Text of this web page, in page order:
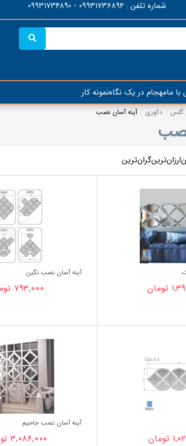
شماره تلفن : ۰۹۹۳۱۷۳۶۸۹۴ - ۰۹۹۳۱۷۳۴۸۹۰
مامهجام در یک نگاهنمونه کار
گلس دکوری آینه آسان نصب
ارزان‌ترینگران‌ترین
تومان
آینه آسان نصب نگین
۷۹۳,۰۰۰
تومان
آینه آسان نصب جاجیم
۳,۰۸۶,۰۰۰